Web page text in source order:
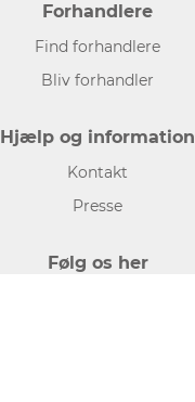
Forhandlere
Find forhandlere
Bliv forhandler
Hjælp og information
Kontakt
Presse
Følg os her